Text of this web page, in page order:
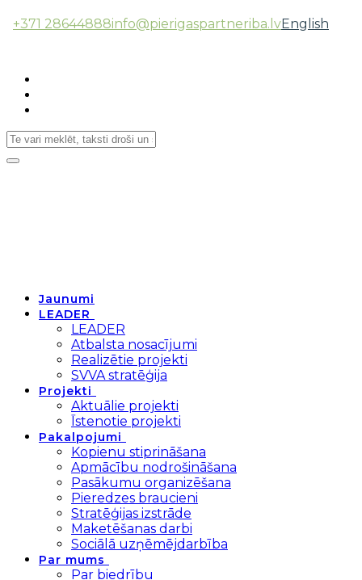
+371 28644888info@pierigaspartneriba.lvEnglish
Toggle
Jaunumi
LEADER
LEADER
Atbalsta nosacījumi
Realizētie projekti
SVVA stratēģija
Projekti
Aktuālie projekti
Īstenotie projekti
Pakalpojumi
Kopienu stiprināšana
Apmācību nodrošināšana
Pasākumu organizēšana
Pieredzes braucieni
Stratēģijas izstrāde
Maketēšanas darbi
Sociālā uzņēmējdarbība
Par mums
Par biedrību